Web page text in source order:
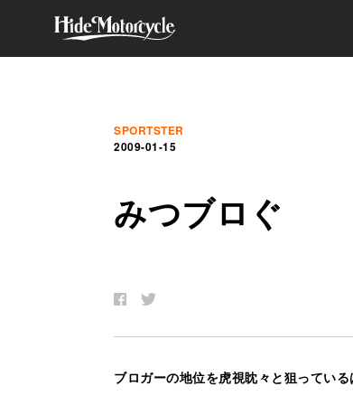
SPORTSTER
2009-01-15
みつブロ ぐ
ブロガーの地位を虎視眈々と狙ってい